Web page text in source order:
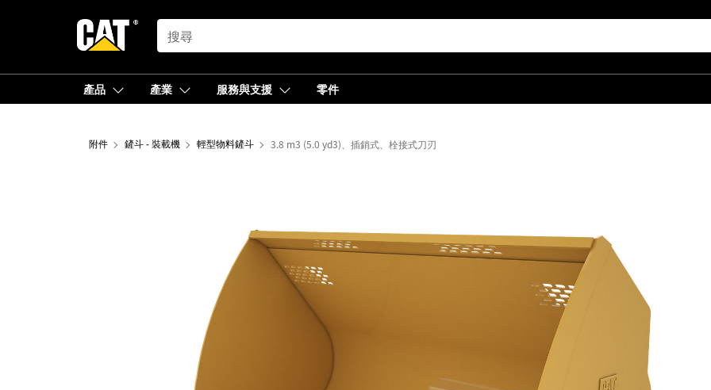
SEARCH
產品 產業 服務與支援 零件
附件 鏟斗 - 裝載機 輕型物料鏟斗 3.8 m3 (5.0 yd3)、插銷式、栓接式刀刃